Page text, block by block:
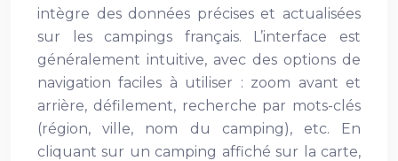
intègre des données précises et actualisées
sur les campings français. L’interface est
généralement intuitive, avec des options de
navigation faciles à utiliser : zoom avant et
arrière, défilement, recherche par mots-clés
(région, ville, nom du camping), etc. En
cliquant sur un camping affiché sur la carte,